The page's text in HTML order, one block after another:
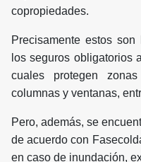
copropiedades.
Precisamente estos
los seguros obligatorios
cuales protegen
columnas y ventanas,
Pero, además, se
de acuerdo con
en caso de inundación,